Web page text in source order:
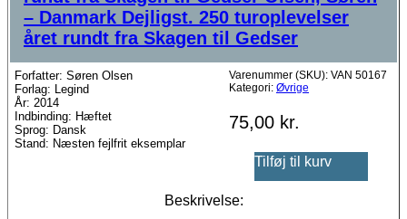
– Danmark Dejligst. 250 turoplevelser
året rundt fra Skagen til Gedser
Forfatter: Søren Olsen
Forlag: Legind
År: 2014
Indbinding: Hæftet
Sprog: Dansk
Stand: Næsten fejlfrit eksemplar
Varenummer (SKU): VAN 50167
Kategori: Øvrige
75,00 kr.
Tilføj til kurv
Beskrivelse: